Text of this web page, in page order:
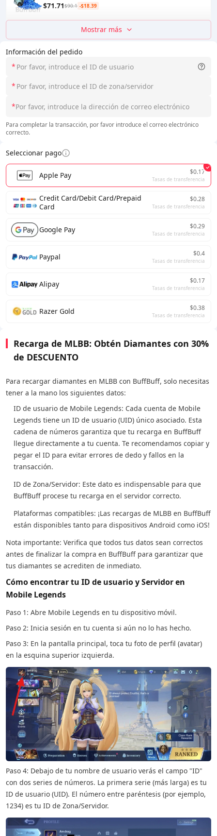
Información del pedido
*
*
*
Para completar la transacción, por favor introduce el correo electrónico
correcto.
Seleccionar pago
Apple Pay $0.17
Tasas de transferencia
Credit Card/Debit Card/Prepaid
Card
$0.28
Tasas de transferencia
Google Pay $0.29
Tasas de transferencia
Paypal $0.4
Tasas de transferencia
Alipay $0.17
Tasas de transferencia
Razer Gold $0.38
Tasas de transferencia
$71.71$90.1 -$18.39
Mostrar más
Recarga de MLBB: Obtén Diamantes con 30%
de DESCUENTO
Para recargar diamantes en MLBB con BuffBuff, solo necesitas
tener a la mano los siguientes datos:
ID de usuario de Mobile Legends: Cada cuenta de Mobile
Legends tiene un ID de usuario (UID) único asociado. Esta
cadena de números garantiza que tu recarga en BuffBuff
llegue directamente a tu cuenta. Te recomendamos copiar y
pegar el ID para evitar errores de dedo y fallos en la
transacción.
ID de Zona/Servidor: Este dato es indispensable para que
BuffBuff procese tu recarga en el servidor correcto.
Plataformas compatibles: ¡Las recargas de MLBB en BuffBuff
están disponibles tanto para dispositivos Android como iOS!
Nota importante: Verifica que todos tus datos sean correctos
antes de finalizar la compra en BuffBuff para garantizar que
tus diamantes se acrediten de inmediato.
Cómo encontrar tu ID de usuario y Servidor en
Mobile Legends
Paso 1: Abre Mobile Legends en tu dispositivo móvil.
Paso 2: Inicia sesión en tu cuenta si aún no lo has hecho.
Paso 3: En la pantalla principal, toca tu foto de perfil (avatar)
en la esquina superior izquierda.
Paso 4: Debajo de tu nombre de usuario verás el campo "ID"
con dos series de números. La primera serie (más larga) es tu
ID de usuario (UID). El número entre paréntesis (por ejemplo,
1234) es tu ID de Zona/Servidor.